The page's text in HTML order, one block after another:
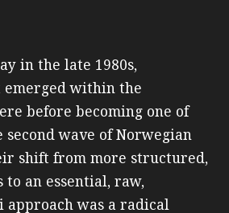
in the late 1980s,
within the
before becoming one of
wave of Norwegian
shift from more structured,
to an essential, raw,
approach was a radical